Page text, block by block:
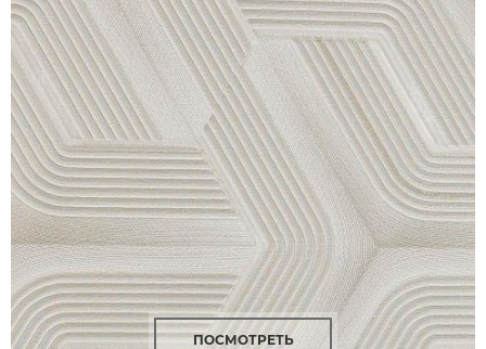
ПОСМОТРЕТЬ